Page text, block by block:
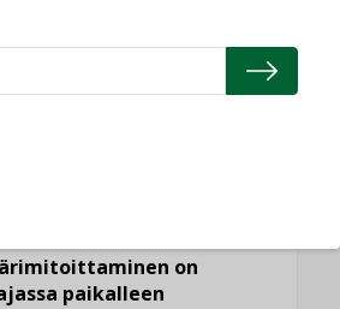
on vailla toimivaa
on
paikalleen